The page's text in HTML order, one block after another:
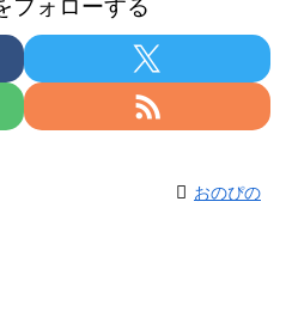
フォローする
おのぴの